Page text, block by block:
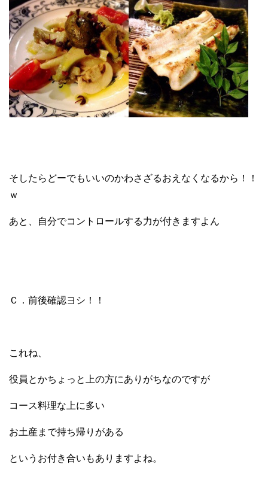
そしたらどーでもいいのかわさざるおえなくなるから！！
ｗ
あと、自分でコントロールする力が付きますよん
Ｃ．前後確認ヨシ！！
これね、
役員とかちょっと上の方にありがちなのですが
コース料理な上に多い
お土産まで持ち帰りがある
というお付き合いもありますよね。